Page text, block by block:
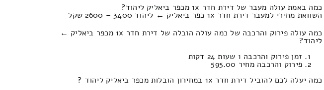
כמה באמת עולה מעבר של דירת חדר 1x מכפר ביאליק ליהוד?
השוואת מחירי למעבר דירת חדר 1x כפר ביאליק ← ליהוד 3400 – 2600 שקל
כמה עולה פירוק והרכבה של כמה עולה הובלה של דירת חדר 1x מכפר ביאליק ←
ליהוד?
זמן פירוק והרכבה 1 שעות 24 דקות
פירוק והרכבה מחיר 595.00
כמה יעלה לכם להוביל דירת חדר 1x במחירון הובלות מכפר ביאליק ליהוד ?